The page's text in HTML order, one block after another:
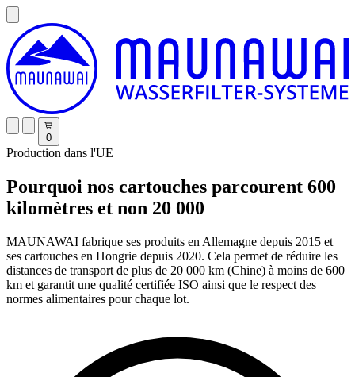
0
Production dans l'UE
Pourquoi nos cartouches parcourent 600
kilomètres et non 20 000
MAUNAWAI fabrique ses produits en Allemagne depuis 2015 et
ses cartouches en Hongrie depuis 2020. Cela permet de réduire les
distances de transport de plus de 20 000 km (Chine) à moins de 600
km et garantit une qualité certifiée ISO ainsi que le respect des
normes alimentaires pour chaque lot.